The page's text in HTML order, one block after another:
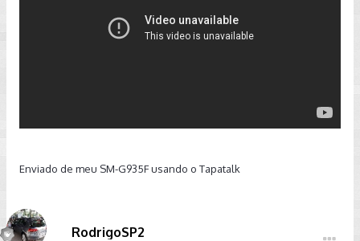
Enviado de meu SM-G935F usando o Tapatalk
RodrigoSP2